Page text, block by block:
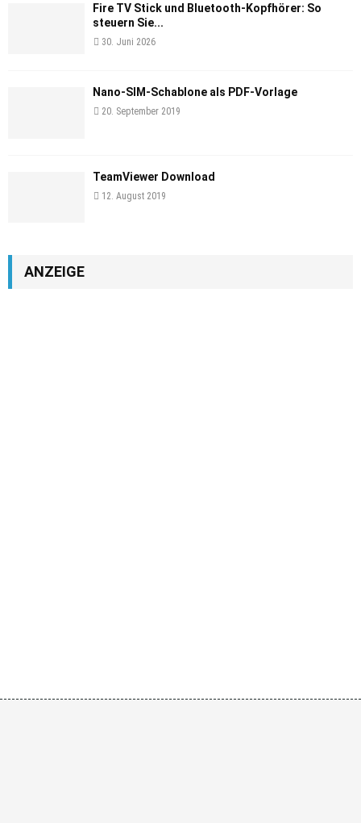
Fire TV Stick und Bluetooth-Kopfhörer: So
steuern Sie...
30. Juni 2026
Nano-SIM-Schablone als PDF-Vorlage
20. September 2019
TeamViewer Download
12. August 2019
ANZEIGE